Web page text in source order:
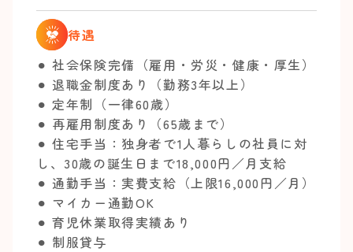
待遇
⚫︎ 社会保険完備（雇用・労災・健康・厚生）
⚫︎ 退職金制度あり（勤務3年以上）
⚫︎ 定年制（一律60歳）
⚫︎ 再雇用制度あり（65歳まで）
⚫︎ 住宅手当：独身者で1人暮らしの社員に対
し、30歳の誕生日まで18,000円／月支給
⚫︎ 通勤手当：実費支給（上限16,000円／月）
⚫︎ マイカー通勤OK
⚫︎ 育児休業取得実績あり
⚫︎ 制服貸与